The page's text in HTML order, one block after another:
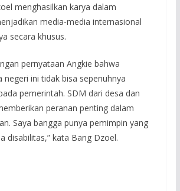
menghasilkan karya dalam
media-media internasional
secara khusus.
pernyataan Angkie bahwa
negeri ini tidak bisa sepenuhnya
pemerintah. SDM dari desa dan
peranan penting dalam
Saya bangga punya pemimpin yang
disabilitas,” kata Bang Dzoel.